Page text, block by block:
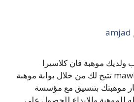
amjad
موهبة فان كلاسيرا
mawhoob.classera.com تتيح لك من خلال بوابة موهبة
موهبتك بتنسيق مع مؤسسة
للموهبة والإبداع للحصول على